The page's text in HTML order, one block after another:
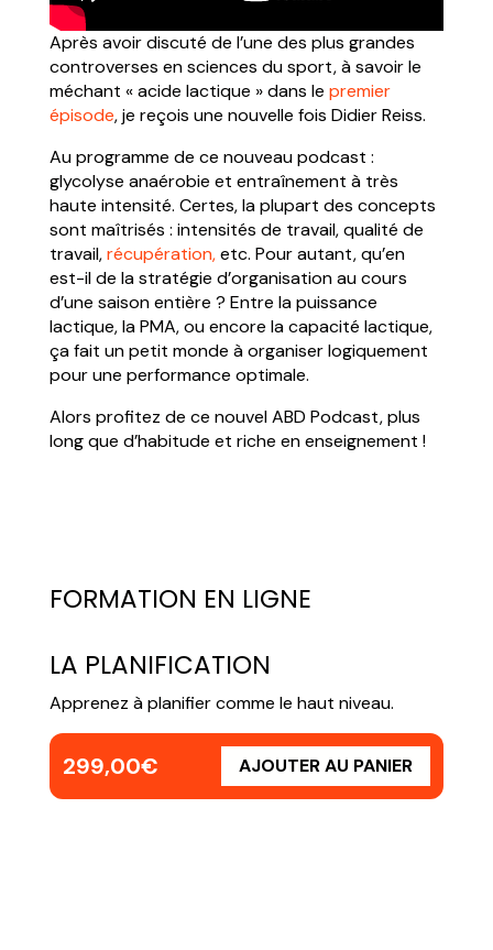
Après avoir discuté de l’une des plus grandes
controverses en sciences du sport, à savoir le
méchant « acide lactique » dans le premier
épisode, je reçois une nouvelle fois Didier Reiss.
Au programme de ce nouveau podcast :
glycolyse anaérobie et entraînement à très
haute intensité. Certes, la plupart des concepts
sont maîtrisés : intensités de travail, qualité de
travail,récupération,etc. Pour autant, qu’en
est-il de la stratégie d’organisation au cours
d’une saison entière ? Entre la puissance
lactique, la PMA, ou encore la capacité lactique,
ça fait un petit monde à organiser logiquement
pour une performance optimale.
Alors profitez de ce nouvel ABD Podcast, plus
long que d’habitude et riche en enseignement !
FORMATION EN LIGNE
LA PLANIFICATION
Apprenez à planifier comme le haut niveau.
299,00€ AJOUTER AU PANIER